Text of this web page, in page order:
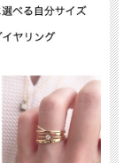
グ
イズ